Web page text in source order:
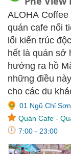
Sapa
ALOHA
quán cafe nổi
lối kiến trúc
hết là quán sở
hướng ra hồ
những điều
cho các du
01 Ngũ Chỉ Sơn
Quán Cafe -
7:00 - 23:00